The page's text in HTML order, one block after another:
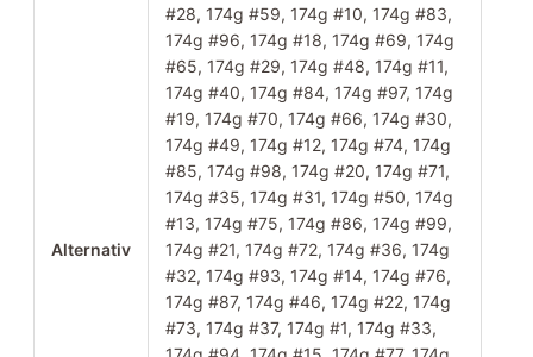
Alternativ
#28, 174g #59, 174g #10, 174g #83,
174g #96, 174g #18, 174g #69, 174g
#65, 174g #29, 174g #48, 174g #11,
174g #40, 174g #84, 174g #97, 174g
#19, 174g #70, 174g #66, 174g #30,
174g #49, 174g #12, 174g #74, 174g
#85, 174g #98, 174g #20, 174g #71,
174g #35, 174g #31, 174g #50, 174g
#13, 174g #75, 174g #86, 174g #99,
174g #21, 174g #72, 174g #36, 174g
#32, 174g #93, 174g #14, 174g #76,
174g #87, 174g #46, 174g #22, 174g
#73, 174g #37, 174g #1, 174g #33,